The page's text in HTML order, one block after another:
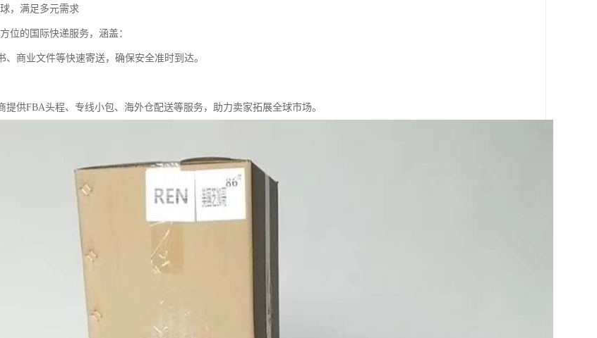
，满足多元需求
位的国际快递服务，涵盖：
、商业文件等快速寄送，确保安全准时到达。
提供FBA头程、专线小包、海外仓配送等服务，助力卖家拓展全球市场。